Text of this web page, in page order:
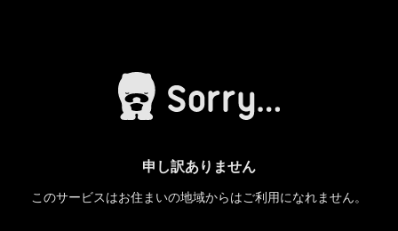
申し訳ありません
このサービスはお住まいの地域からはご利用になれません。